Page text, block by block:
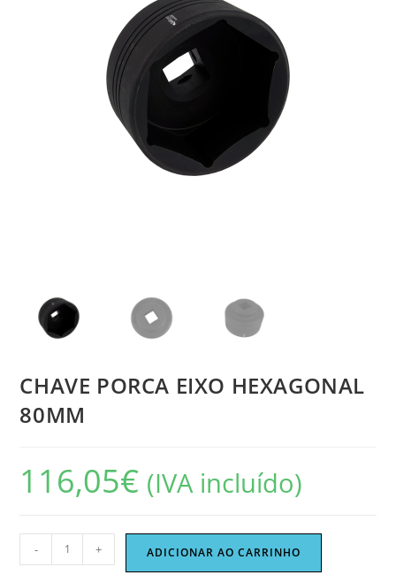
CHAVE PORCA EIXO HEXAGONAL
80MM
116,05€ (IVA incluído)
Quantidade
de
- + ADICIONAR AO CARRINHO